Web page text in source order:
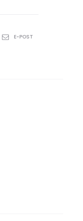
E-POST